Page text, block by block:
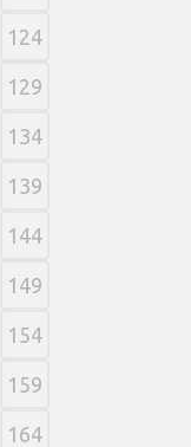
124
129
134
139
144
149
154
159
164